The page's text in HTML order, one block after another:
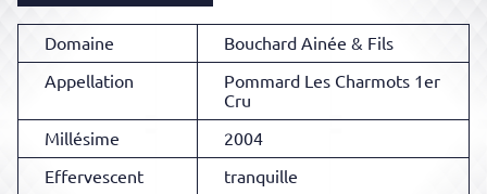
Domaine
Bouchard Ainée & Fils
Appellation
Pommard Les Charmots 1er
Cru
Millésime
2004
Effervescent
tranquille